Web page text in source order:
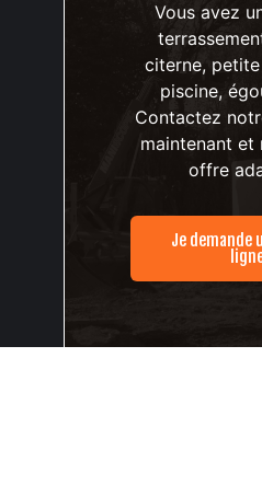
Vous avez
citerne,
piscine,
Contactez
maintenant et
offre
Je demande